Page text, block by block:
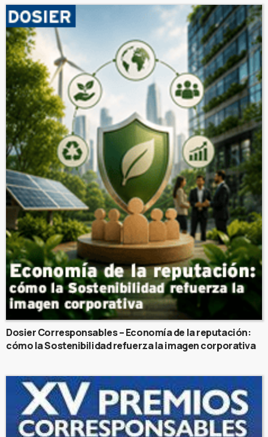
Dosier Corresponsables – Economía de la reputación:
cómo la Sostenibilidad refuerza la imagen corporativa